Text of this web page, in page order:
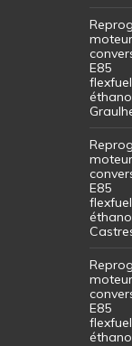
moteur
E85
flexfuel
moteur
E85
flexfuel
moteur
E85
flexfuel